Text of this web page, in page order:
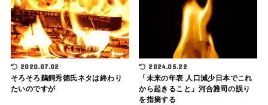
2020.07.02
そろそろ鵜飼秀徳氏ネタは終わり
たいのですが
2024.05.22
「未来の年表 人口減少日本でこれ
から起きること」河合雅司の誤り
を指摘する